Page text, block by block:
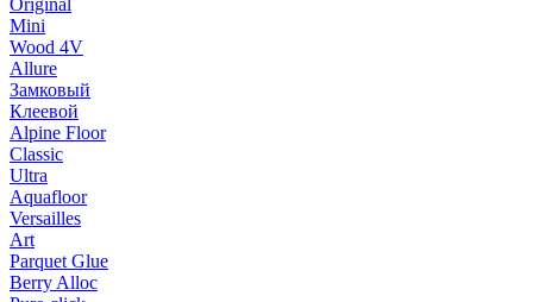
Original
Mini
Wood 4V
Allure
Замковый
Клеевой
Alpine Floor
Classic
Ultra
Aquafloor
Versailles
Art
Parquet Glue
Berry Alloc